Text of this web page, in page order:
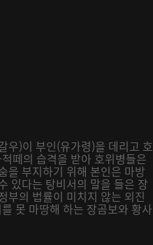
우)이 부인(유가령)을 데리고 호
떼의 습격을 받아 호위병들은
을 부지하기 위해 본인은 마방
있다는 탕비서의 말을 들은 장
부의 법률이 미치지 않는 외진
못 마땅해 하는 장곰보와 황사